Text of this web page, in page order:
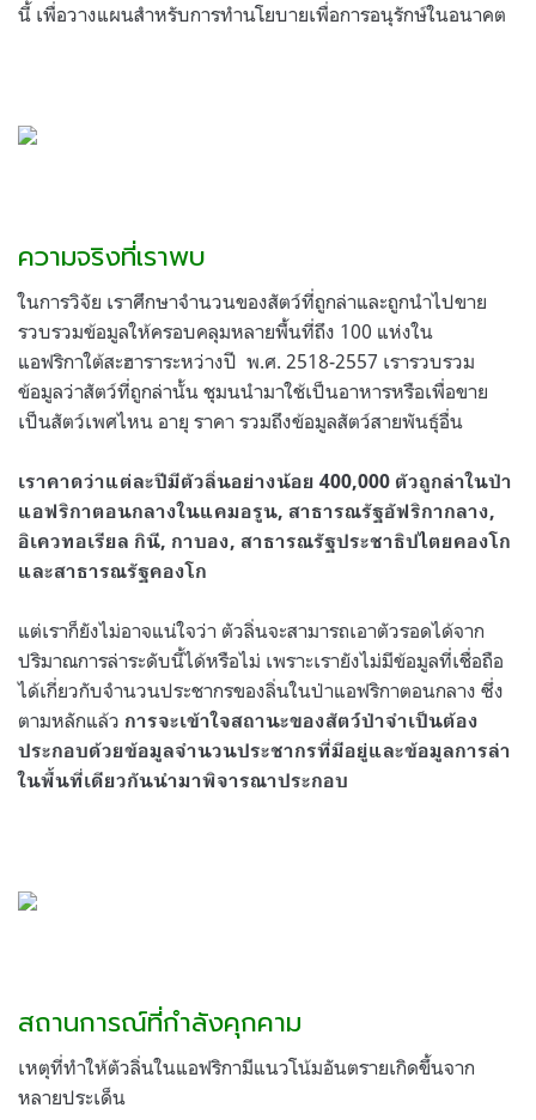
นี้ เพื่อวางแผนสำหรับการทำนโยบายเพื่อการอนุรักษ์ในอนาคต
ความจริงที่เราพบ
ในการวิจัย เราศึกษาจำนวนของสัตว์ที่ถูกล่าและถูกนำไปขาย
รวบรวมข้อมูลให้ครอบคลุมหลายพื้นที่ถึง 100 แห่งใน
แอฟริกาใต้สะฮาราระหว่างปี พ.ศ. 2518-2557 เรารวบรวม
ข้อมูลว่าสัตว์ที่ถูกล่านั้น ชุมนนำมาใช้เป็นอาหารหรือเพื่อขาย
เป็นสัตว์เพศไหน อายุ ราคา รวมถึงข้อมูลสัตว์สายพันธุ์อื่น
เราคาดว่าแต่ละปีมีตัวลิ่นอย่างน้อย 400,000 ตัวถูกล่าในป่า
แอฟริกาตอนกลางในแคมอรูน, สาธารณรัฐอัฟริกากลาง,
อิเควทอเรียล กินี, กาบอง, สาธารณรัฐประชาธิปไตยคองโก
และสาธารณรัฐคองโก
แต่เราก็ยังไม่อาจแน่ใจว่า ตัวลิ่นจะสามารถเอาตัวรอดได้จาก
ปริมาณการล่าระดับนี้ได้หรือไม่ เพราะเรายังไม่มีข้อมูลที่เชื่อถือ
ได้เกี่ยวกับจำนวนประชากรของลิ่นในป่าแอฟริกาตอนกลาง ซึ่ง
ตามหลักแล้ว การจะเข้าใจสถานะของสัตว์ป่าจำเป็นต้อง
ประกอบด้วยข้อมูลจำนวนประชากรที่มีอยู่และข้อมูลการล่า
ในพื้นที่เดียวกันนำมาพิจารณาประกอบ
สถานการณ์ที่กำลังคุกคาม
เหตุที่ทำให้ตัวลิ่นในแอฟริกามีแนวโน้มอันตรายเกิดขึ้นจาก
หลายประเด็น